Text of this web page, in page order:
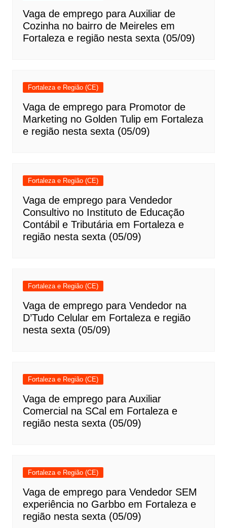
Vaga de emprego para Auxiliar de
Cozinha no bairro de Meireles em
Fortaleza e região nesta sexta (05/09)
Fortaleza e Região (CE)
Vaga de emprego para Promotor de
Marketing no Golden Tulip em Fortaleza
e região nesta sexta (05/09)
Fortaleza e Região (CE)
Vaga de emprego para Vendedor
Consultivo no Instituto de Educação
Contábil e Tributária em Fortaleza e
região nesta sexta (05/09)
Fortaleza e Região (CE)
Vaga de emprego para Vendedor na
D’Tudo Celular em Fortaleza e região
nesta sexta (05/09)
Fortaleza e Região (CE)
Vaga de emprego para Auxiliar
Comercial na SCal em Fortaleza e
região nesta sexta (05/09)
Fortaleza e Região (CE)
Vaga de emprego para Vendedor SEM
experiência no Garbbo em Fortaleza e
região nesta sexta (05/09)